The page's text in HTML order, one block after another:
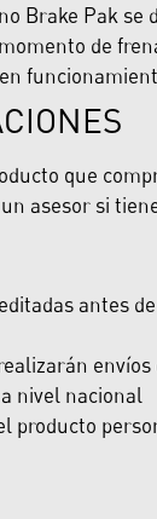
Brake Pak
de
que
asesor si
antes
nivel nacional
producto